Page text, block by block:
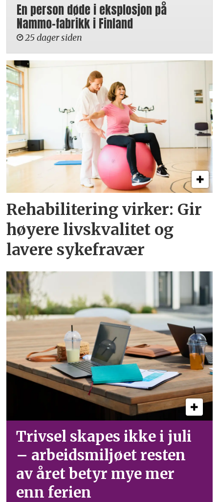
En person døde i eksplosjon på
Nammo-fabrikk i Finland
25 dager siden
Rehabilitering virker: Gir
høyere livskvalitet og
lavere sykefravær
Trivsel skapes ikke i juli
– arbeid­smiljøet resten
av året betyr mye mer
enn ferien